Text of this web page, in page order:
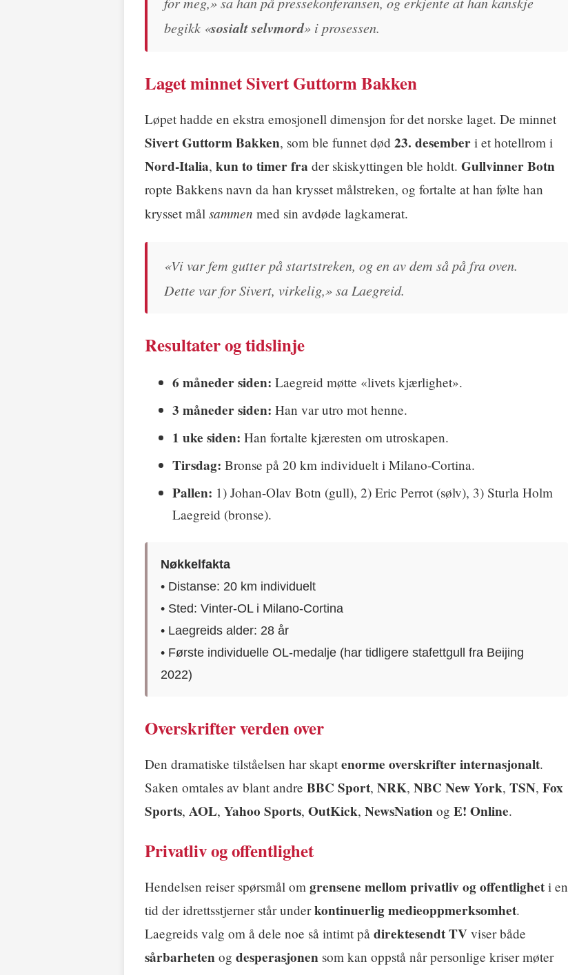
begikk «sosialt selvmord» i prosessen.
Laget minnet Sivert Guttorm Bakken
Løpet hadde en ekstra emosjonell dimensjon for det norske laget. De minnet
Sivert Guttorm Bakken, som ble funnet død 23. desember i et hotellrom i
Nord-Italia, kun to timer fra der skiskyttingen ble holdt. Gullvinner Botn
ropte Bakkens navn da han krysset målstreken, og fortalte at han følte han
krysset mål sammen med sin avdøde lagkamerat.
«Vi var fem gutter på startstreken, og en av dem så på fra oven.
Dette var for Sivert, virkelig,» sa Laegreid.
Resultater og tidslinje
6 måneder siden: Laegreid møtte «livets kjærlighet».
3 måneder siden: Han var utro mot henne.
1 uke siden: Han fortalte kjæresten om utroskapen.
Tirsdag: Bronse på 20 km individuelt i Milano-Cortina.
Pallen: 1) Johan-Olav Botn (gull), 2) Eric Perrot (sølv), 3) Sturla Holm
Laegreid (bronse).
Nøkkelfakta
• Distanse: 20 km individuelt
• Sted: Vinter-OL i Milano-Cortina
• Laegreids alder: 28 år
• Første individuelle OL-medalje (har tidligere stafettgull fra Beijing
2022)
Overskrifter verden over
Den dramatiske tilståelsen har skapt enorme overskrifter internasjonalt.
Saken omtales av blant andre BBC Sport, NRK, NBC New York, TSN, Fox
Sports, AOL, Yahoo Sports, OutKick, NewsNation og E! Online.
Privatliv og offentlighet
Hendelsen reiser spørsmål om grensene mellom privatliv og offentlighet i en
tid der idrettsstjerner står underkontinuerlig medieoppmerksomhet.
Laegreids valg om å dele noe så intimt på direktesendt TV viser både
sårbarheten og desperasjonen som kan oppstå når personlige kriser møter